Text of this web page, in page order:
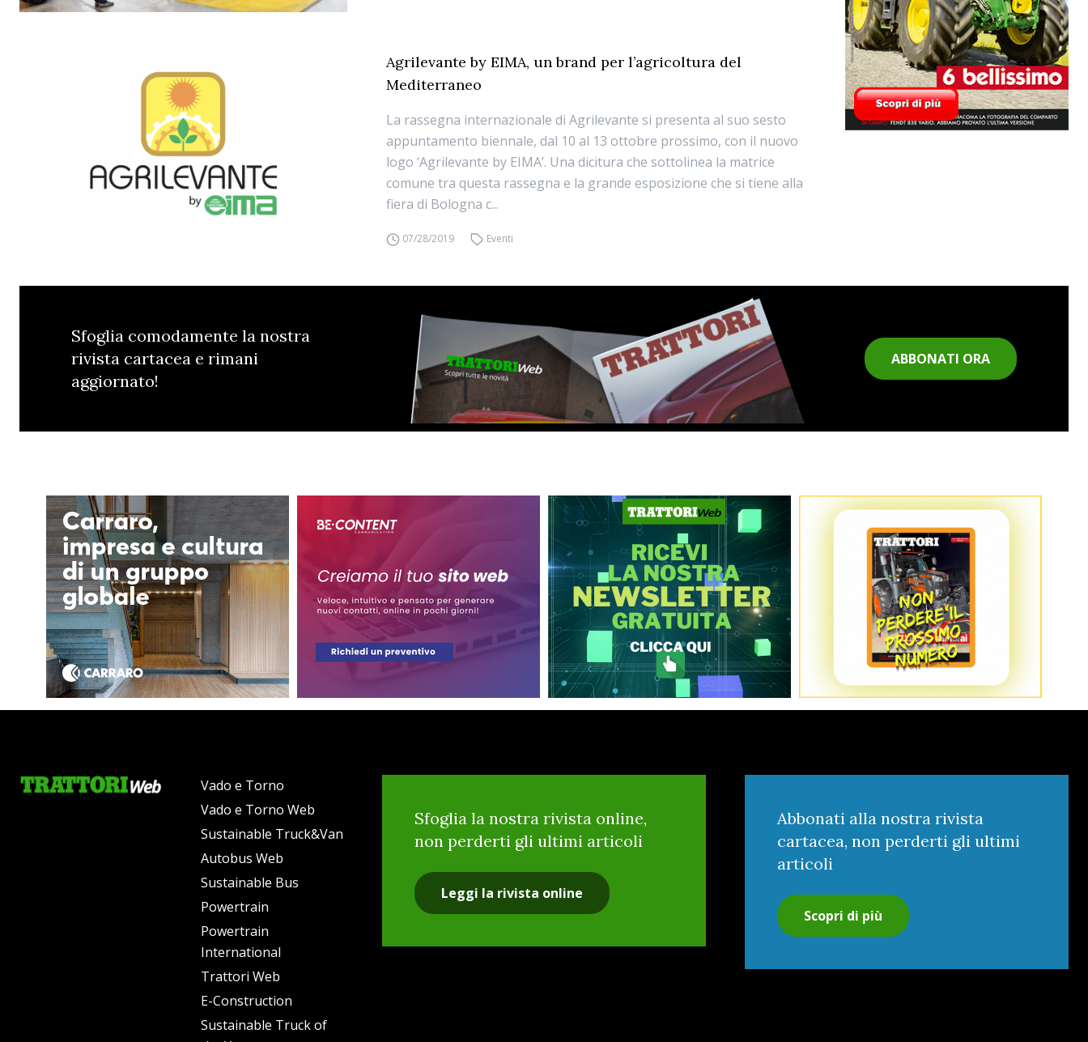
Agrilevante by EIMA, un brand per l’agricoltura del
Mediterraneo
La rassegna internazionale di Agrilevante si presenta al suo sesto
appuntamento biennale, dal 10 al 13 ottobre prossimo, con il nuovo
logo ‘Agrilevante by EIMA’. Una dicitura che sottolinea la matrice
comune tra questa rassegna e la grande esposizione che si tiene alla
fiera di Bologna c...
07/28/2019 Eventi
Sfoglia comodamente la nostra
rivista cartacea e rimani
aggiornato!
ABBONATI ORA
Vado e Torno
Vado e Torno Web
Sustainable Truck&Van
Autobus Web
Sustainable Bus
Powertrain
Powertrain
International
Trattori Web
E-Construction
Sustainable Truck of
Sfoglia la nostra rivista online,
non perderti gli ultimi articoli
Leggi la rivista online
Abbonati alla nostra rivista
cartacea, non perderti gli ultimi
articoli
Scopri di più